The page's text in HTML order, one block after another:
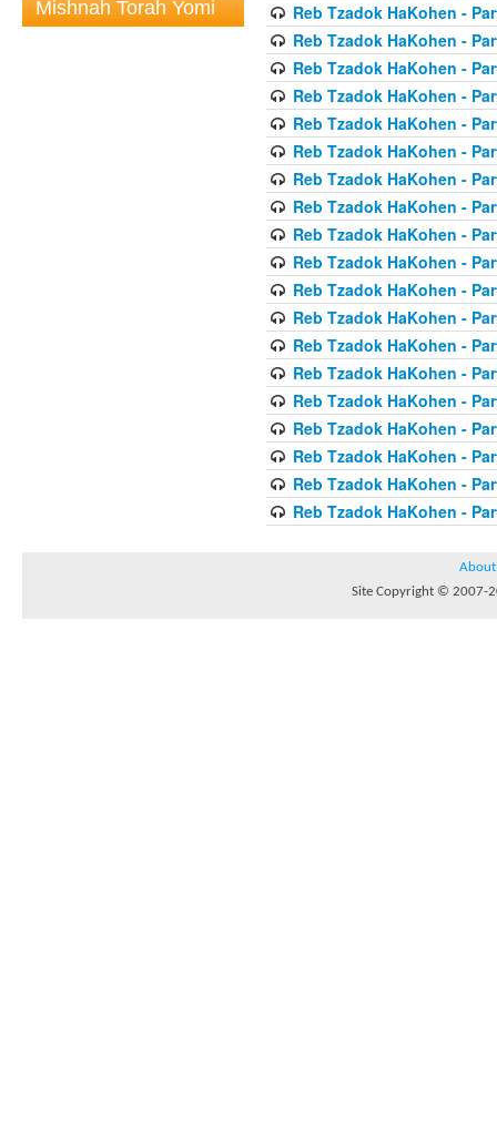
Mishnah Torah Yomi
Reb Tzadok HaKohen -
Reb Tzadok HaKohen -
Reb Tzadok HaKohen -
Reb Tzadok HaKohen -
Reb Tzadok HaKohen -
Reb Tzadok HaKohen -
Reb Tzadok HaKohen -
Reb Tzadok HaKohen -
Reb Tzadok HaKohen -
Reb Tzadok HaKohen -
Reb Tzadok HaKohen -
Reb Tzadok HaKohen -
Reb Tzadok HaKohen -
Reb Tzadok HaKohen -
Reb Tzadok HaKohen -
Reb Tzadok HaKohen -
Reb Tzadok HaKohen -
Reb Tzadok HaKohen -
Reb Tzadok HaKohen -
About
Site Copyright © 2007-